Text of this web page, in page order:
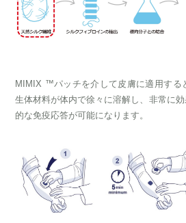
MIMIX ™パッチを介して皮膚に適用する
生体材料が体内で徐々に溶解し、非常に
的な免疫応答が可能になります。